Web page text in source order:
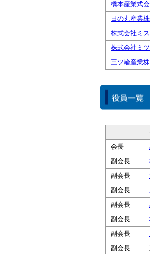
橋本産業式
日の丸産業
株式会社ミ
株式会社ミ
三ツ輪産業
会長
副会長
副会長
副会長
副会長
副会長
副会長
副会長